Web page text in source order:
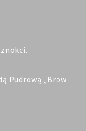
Pudrową „Brow